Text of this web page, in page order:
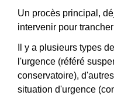
Un procès principal,
intervenir pour
Il y a plusieurs types
l'urgence (référé
conservatoire),
situation d'urgence